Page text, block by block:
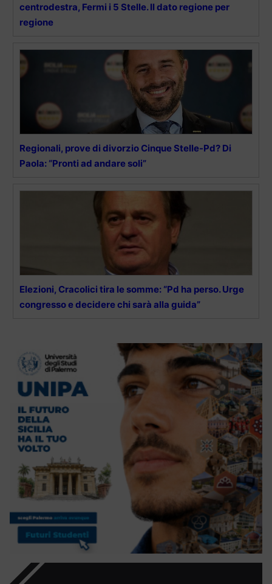
centrodestra, Fermi i 5 Stelle. Il dato regione per
regione
Regionali, prove di divorzio Cinque Stelle-Pd? Di
Paola: “Pronti ad andare soli”
Elezioni, Cracolici tira le somme: “Pd ha perso. Urge
congresso e decidere chi sarà alla guida”